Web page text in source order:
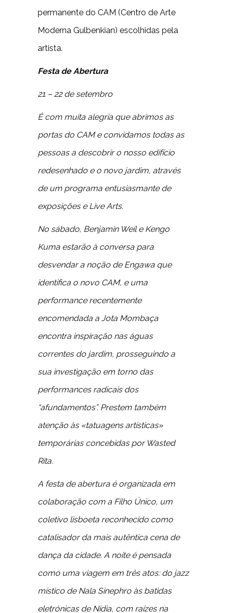
permanente do CAM (Centro de Arte
Moderna Gulbenkian) escolhidas pela
artista.
Festa de Abertura
21 – 22 de setembro
É com muita alegria que abrimos as
portas do CAM e convidamos todas as
pessoas a descobrir o nosso edifício
redesenhado e o novo jardim, através
de um programa entusiasmante de
exposições e Live Arts.
No sábado, Benjamin Weil e Kengo
Kuma estarão à conversa para
desvendar a noção de Engawa que
identifica o novo CAM, e uma
performance recentemente
encomendada a Jota Mombaça
encontra inspiração nas águas
correntes do jardim, prosseguindo a
sua investigação em torno das
performances radicais dos
“afundamentos”. Prestem também
atenção às «tatuagens artísticas»
temporárias concebidas por Wasted
Rita.
A festa de abertura é organizada em
colaboração com a Filho Único, um
coletivo lisboeta reconhecido como
catalisador da mais autêntica cena de
dança da cidade. A noite é pensada
como uma viagem em três atos: do jazz
místico de Nala Sinephro às batidas
eletrónicas de Nidia, com raízes na